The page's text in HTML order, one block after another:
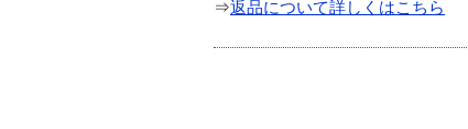
⇒返品について詳しくはこちら